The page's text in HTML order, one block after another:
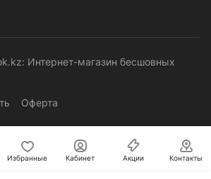
Интернет-магазин бесшовных
Оферта
Избранные Кабинет Акции Контакты